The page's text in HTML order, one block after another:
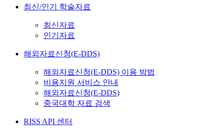
최신/인기 학술자료
최신자료
인기자료
해외자료신청(E-DDS)
해외자료신청(E-DDS) 이용 방법
비용지원 서비스 안내
해외자료신청(E-DDS)
중국대학 자료 검색
RISS API 센터